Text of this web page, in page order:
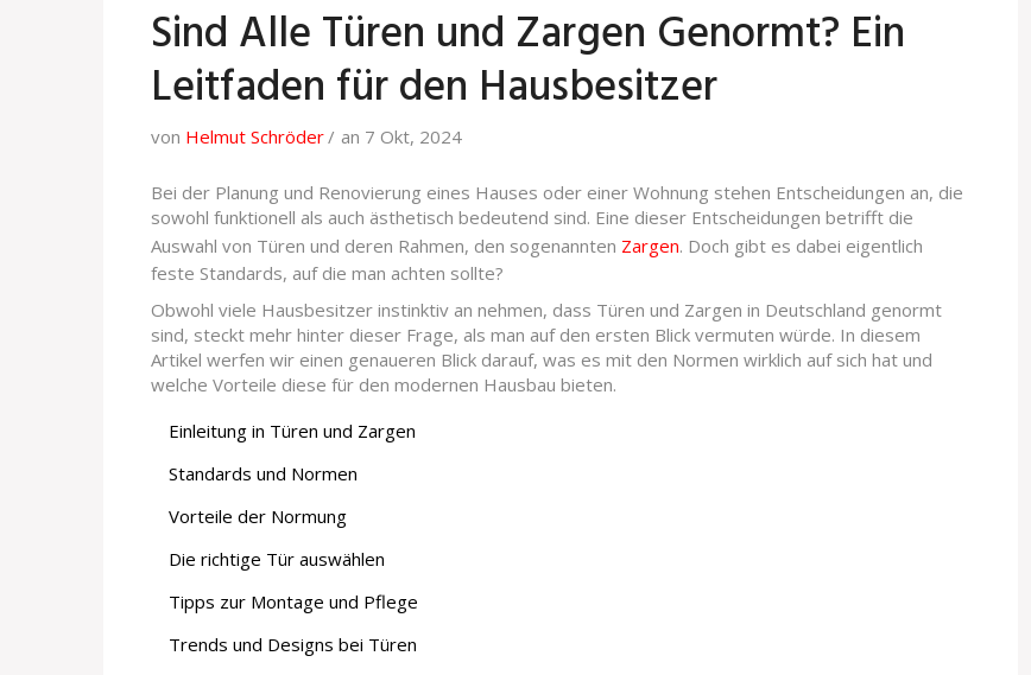
Sind Alle Türen und Zargen Genormt? Ein
Leitfaden für den Hausbesitzer
von Helmut Schröder an 7 Okt, 2024
Bei der Planung und Renovierung eines Hauses oder einer Wohnung stehen Entscheidungen an, die
sowohl funktionell als auch ästhetisch bedeutend sind. Eine dieser Entscheidungen betrifft die
Auswahl von Türen und deren Rahmen, den sogenannten Zargen. Doch gibt es dabei eigentlich
feste Standards, auf die man achten sollte?
Obwohl viele Hausbesitzer instinktiv an nehmen, dass Türen und Zargen in Deutschland genormt
sind, steckt mehr hinter dieser Frage, als man auf den ersten Blick vermuten würde. In diesem
Artikel werfen wir einen genaueren Blick darauf, was es mit den Normen wirklich auf sich hat und
welche Vorteile diese für den modernen Hausbau bieten.
Einleitung in Türen und Zargen
Standards und Normen
Vorteile der Normung
Die richtige Tür auswählen
Tipps zur Montage und Pflege
Trends und Designs bei Türen